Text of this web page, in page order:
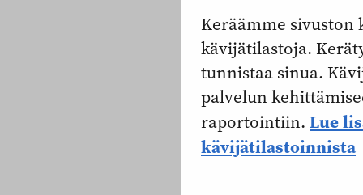
Keräämme sivuston
kävijätilastoja.
tunnistaa sinua.
palvelun
raportointiin. Lue
kävijätilastoinnista